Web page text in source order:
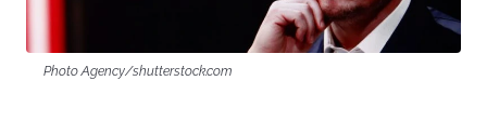
Photo Agency/shutterstock.com